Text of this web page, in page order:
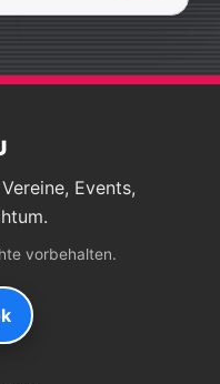
Events,
vorbehalten.